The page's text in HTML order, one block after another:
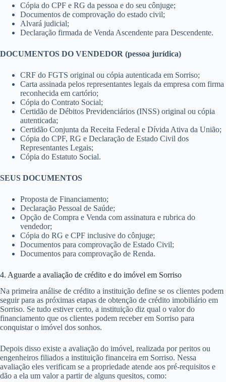
Cópia do CPF e RG da pessoa e do seu cônjuge;
Documentos de comprovação do estado civil;
Alvará judicial;
Declaração firmada de Venda Ascendente para Descendente.
DOCUMENTOS DO VENDEDOR (pessoa jurídica)
CRF do FGTS original ou cópia autenticada em Sorriso;
Carta assinada pelos representantes legais da empresa com firma
reconhecida em cartório;
Cópia do Contrato Social;
Certidão de Débitos Previdenciários (INSS) original ou cópia
autenticada;
Certidão Conjunta da Receita Federal e Dívida Ativa da União;
Cópia do CPF, RG e Declaração de Estado Civil dos
Representantes Legais;
Cópia do Estatuto Social.
SEUS DOCUMENTOS
Proposta de Financiamento;
Declaração Pessoal de Saúde;
Opção de Compra e Venda com assinatura e rubrica do
vendedor;
Cópia do RG e CPF inclusive do cônjuge;
Documentos para comprovação de Estado Civil;
Documentos para comprovação de Renda.
4. Aguarde a avaliação de crédito e do imóvel em Sorriso
Na primeira análise de crédito a instituição define se os clientes podem
seguir para as próximas etapas de obtenção de crédito imobiliário em
Sorriso. Se tudo estiver certo, a instituição diz qual o valor do
financiamento que os clientes podem receber em Sorriso para
conquistar o imóvel dos sonhos.
Depois disso existe a avaliação do imóvel, realizada por peritos ou
engenheiros filiados a instituição financeira em Sorriso. Nessa
avaliação eles verificam se a propriedade atende aos pré-requisitos e
dão a ela um valor a partir de alguns quesitos, como: